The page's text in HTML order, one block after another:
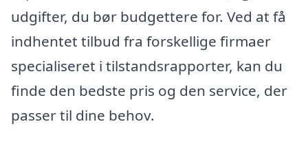
udgifter, du bør budgettere for. Ved at få
indhentet tilbud fra forskellige firmaer
specialiseret i tilstandsrapporter, kan du
finde den bedste pris og den service, der
passer til dine behov.